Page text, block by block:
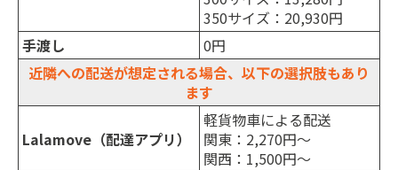
350サイズ：20,930円
手渡し
0円
近隣への配送が想定される場合、以下の選択肢もあり
ます
Lalamove（配達アプリ）
軽貨物車による配送
関東：2,270円～
関西：1,500円～